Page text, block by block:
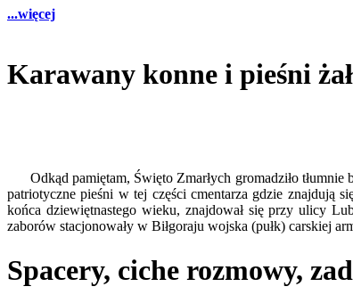
...więcej
Karawany konne i pieśni
Odkąd pamiętam, Święto Zmarłych groma­dziło tłumnie
patrio­tyczne pieśni w tej części cmentarza gdzie znajdują
końca dzie­więtnastego wieku, znajdował się przy ulicy
zaborów stacjonowały w Bił­goraju wojska (pułk) carskiej
Spacery, ciche rozmowy,